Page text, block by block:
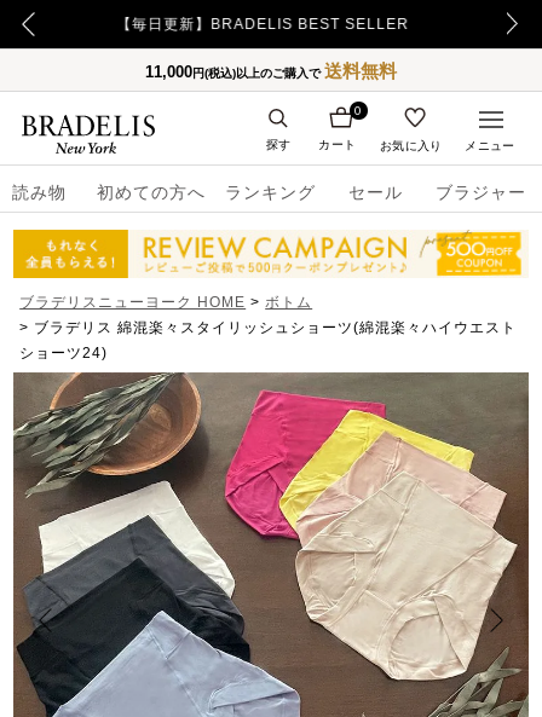
【500ポイント】LINE ID連携でプレゼント！
11,000円(税込)以上のご購入で送料無料
読み物 初めての方へ ランキング セール ブラジャー
カート
0
お気に入り
探す メニュー
ブラデリスニューヨーク HOME
ボトム
ブラデリス 綿混楽々スタイリッシュショーツ(綿混楽々ハイウエスト
ショーツ24)